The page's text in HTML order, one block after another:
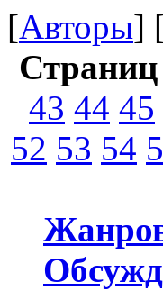
[Авторы]
43 44 45
52 53 54